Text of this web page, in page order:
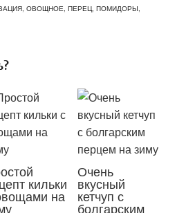
,ОВОЩНОЕ,ПЕРЕЦ,ПОМИДОРЫ,
кильки
на
Очень
вкусный
кетчуп с
болгарским